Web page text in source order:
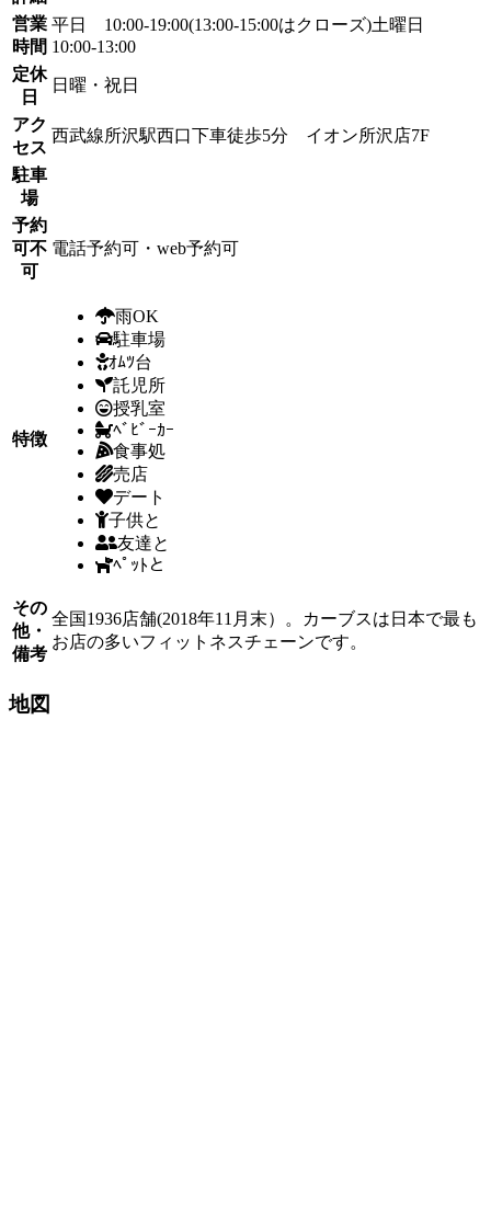
営業
時間
平日 10:00-19:00(13:00-15:00はクローズ)土曜日
10:00-13:00
定休
日
日曜・祝日
アク
セス
西武線所沢駅西口下車徒歩5分 イオン所沢店7F
駐車
場
予約
可不
可
電話予約可・web予約可
特徴
雨OK
駐車場
ｵﾑﾂ台
託児所
授乳室
ﾍﾞﾋﾞｰｶｰ
食事処
売店
デート
子供と
友達と
ﾍﾟｯﾄと
その
他・
備考
全国1936店舗(2018年11月末）。カーブスは日本で最も
お店の多いフィットネスチェーンです。
地図